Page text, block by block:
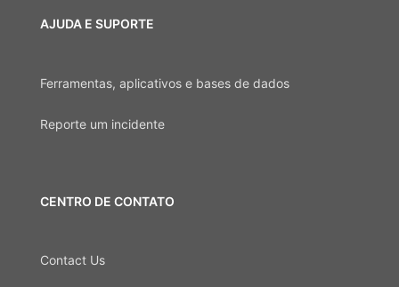
AJUDA E SUPORTE
Ferramentas, aplicativos e bases de dados
Reporte um incidente
CENTRO DE CONTATO
Contact Us